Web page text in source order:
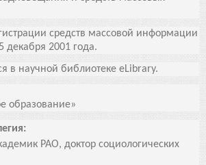
средств массовой информации
декабря 2001 года.
в научной библиотеке eLibrary.
образование»
РАО, доктор социологических